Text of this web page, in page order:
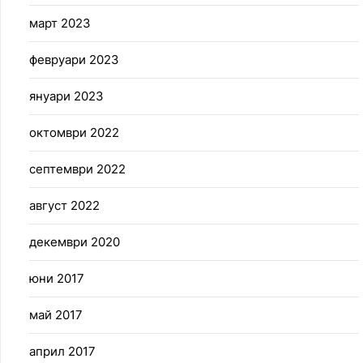
март 2023
февруари 2023
януари 2023
октомври 2022
септември 2022
август 2022
декември 2020
юни 2017
май 2017
април 2017